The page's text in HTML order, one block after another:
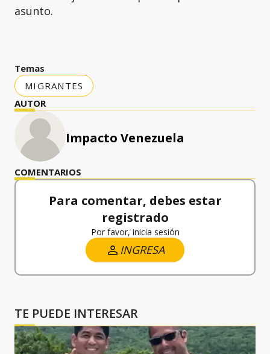
asunto.
Temas
MIGRANTES
AUTOR
Impacto Venezuela
COMENTARIOS
Para comentar, debes estar
registrado
Por favor, inicia sesión
INGRESA
TE PUEDE INTERESAR